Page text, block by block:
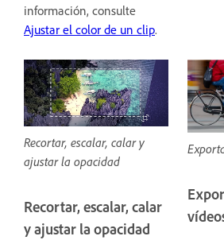
información, consulte
Ajustar el color de un clip.
Recortar, escalar, calar y
ajustar la opacidad
Recortar, escalar, calar
y ajustar la opacidad